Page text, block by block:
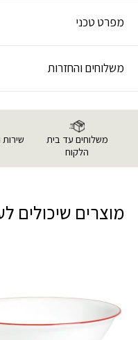
מפרט טכני
משלוחים והחזרות
משלוחים עד בית
הלקוח
מוצרים שיכולים